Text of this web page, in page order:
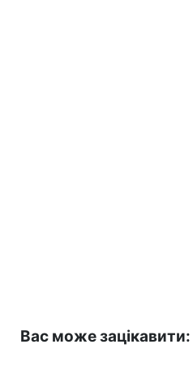
Вас може зацікавити: